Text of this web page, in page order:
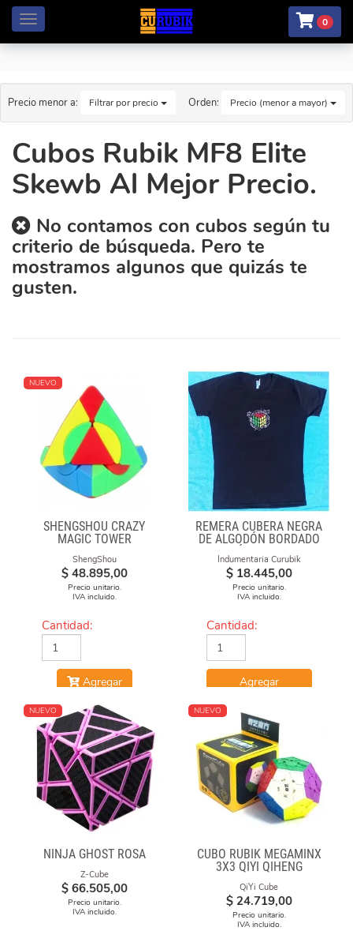
Menú 0
Precio menor a: Filtrar por precio Orden: Precio (menor a mayor)
Cubos Rubik MF8 Elite
Skewb Al Mejor Precio.
No contamos con cubos según tu
criterio de búsqueda. Pero te
mostramos algunos que quizás te
gusten.
NUEVO
SHENGSHOU CRAZY
MAGIC TOWER
ShengShou
$ 48.895,00
Precio unitario.
IVA incluido.
Cantidad:
Agregar
REMERA CUBERA NEGRA
DE ALGODÓN BORDADO
"FÓRMULAS"
Indumentaria Curubik
$ 18.445,00
Precio unitario.
IVA incluido.
Cantidad:
Agregar
NUEVO
NINJA GHOST ROSA
Z-Cube
$ 66.505,00
Precio unitario.
IVA incluido.
NUEVO
CUBO RUBIK MEGAMINX
3X3 QIYI QIHENG
QiYi Cube
$ 24.719,00
Precio unitario.
IVA incluido.